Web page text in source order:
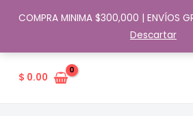
COMPRA MINIMA $300,000 | ENVÍOS
Descartar
$ 0.00